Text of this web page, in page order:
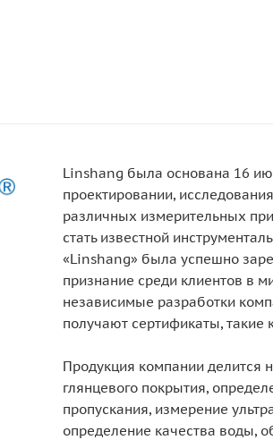
Linshang была основана 16
проектировании,
различных измерительных
стать известной
«Linshang» была успешно
признание среди клиентов в
независимые разработки
получают сертификаты, такие
Продукция компании делится
глянцевого покрытия,
пропускания, измерение
определение качества воды,